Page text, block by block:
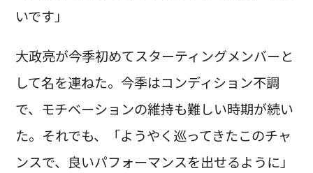
いです」
大政亮が今季初めてスターティングメンバーと
して名を連ねた。今季はコンディション不調
で、モチベーションの維持も難しい時期が続い
た。それでも、「ようやく巡ってきたこのチャ
ンスで、良いパフォーマンスを出せるように」